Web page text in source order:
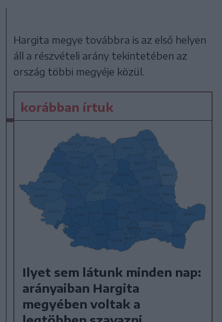
Hargita megye továbbra is az első helyen
áll a részvételi arány tekintetében az
ország többi megyéje közül.
korábban írtuk
Ilyet sem látunk minden nap:
arányaiban Hargita
megyében voltak a